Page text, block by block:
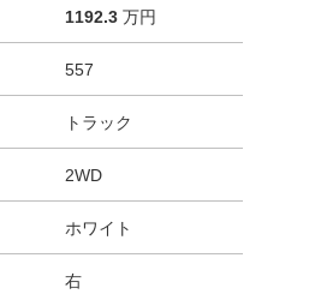
1192.3万円
557
トラック
2WD
ホワイト
右